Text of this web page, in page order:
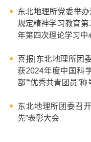
东北地理所党委举
规定精神学习教育
年第四次理论学习中
喜报|东北地理所团
获2024年度中国科
部”“优秀共青团员”称
东北地理所团委召
先”表彰大会